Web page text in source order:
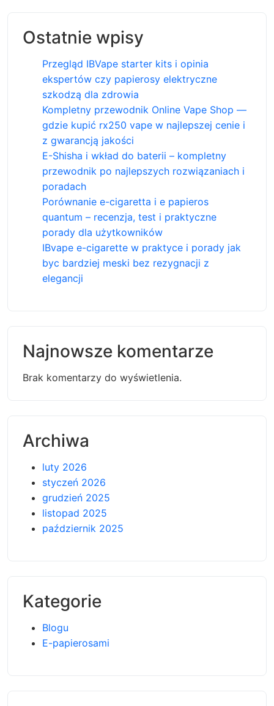
Ostatnie wpisy
Przegląd IBVape starter kits i opinia
ekspertów czy papierosy elektryczne
szkodzą dla zdrowia
Kompletny przewodnik Online Vape Shop —
gdzie kupić rx250 vape w najlepszej cenie i
z gwarancją jakości
E-Shisha i wkład do baterii – kompletny
przewodnik po najlepszych rozwiązaniach i
poradach
Porównanie e-cigaretta i e papieros
quantum – recenzja, test i praktyczne
porady dla użytkowników
IBvape e-cigarette w praktyce i porady jak
byc bardziej meski bez rezygnacji z
elegancji
Najnowsze komentarze
Brak komentarzy do wyświetlenia.
Archiwa
luty 2026
styczeń 2026
grudzień 2025
listopad 2025
październik 2025
Kategorie
Blogu
E-papierosami